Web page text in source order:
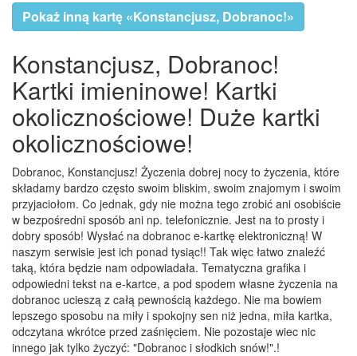
Pokaż inną kartę «Konstancjusz, Dobranoc!»
Konstancjusz, Dobranoc!
Kartki imieninowe! Kartki
okolicznościowe! Duże kartki
okolicznościowe!
Dobranoc, Konstancjusz! Życzenia dobrej nocy to życzenia, które
składamy bardzo często swoim bliskim, swoim znajomym i swoim
przyjaciołom. Co jednak, gdy nie można tego zrobić ani osobiście
w bezpośredni sposób ani np. telefonicznie. Jest na to prosty i
dobry sposób! Wysłać na dobranoc e-kartkę elektroniczną! W
naszym serwisie jest ich ponad tysiąc!! Tak więc łatwo znaleźć
taką, która będzie nam odpowiadała. Tematyczna grafika i
odpowiedni tekst na e-kartce, a pod spodem własne życzenia na
dobranoc ucieszą z całą pewnością każdego. Nie ma bowiem
lepszego sposobu na miły i spokojny sen niż jedna, miła kartka,
odczytana wkrótce przed zaśnięciem. Nie pozostaje wiec nic
innego jak tylko życzyć: "Dobranoc i słodkich snów!".!